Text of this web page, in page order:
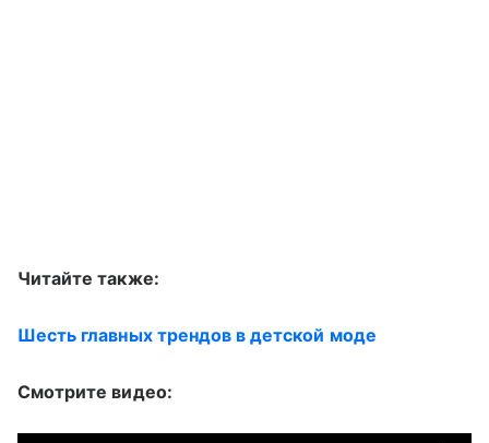
Читайте также:
Шесть главных трендов в детской моде
Смотрите видео: